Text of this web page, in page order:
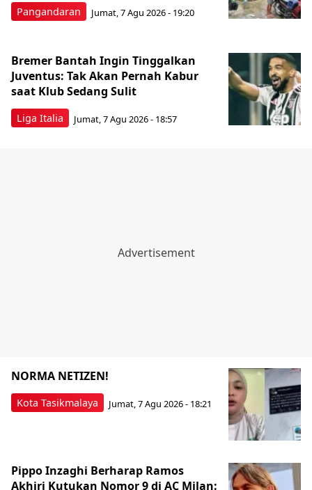
Pangandaran Jumat, 7 Agu 2026 - 19:20
Liga Italia
Bremer Bantah Ingin Tinggalkan
Juventus: Tak Akan Pernah Kabur
saat Klub Sedang Sulit
Jumat, 7 Agu 2026 - 18:57
Kota Tasikmalaya
NORMA NETIZEN!
Jumat, 7 Agu 2026 - 18:21
Pippo Inzaghi Berharap Ramos
Akhiri Kutukan Nomor 9 di AC Milan: